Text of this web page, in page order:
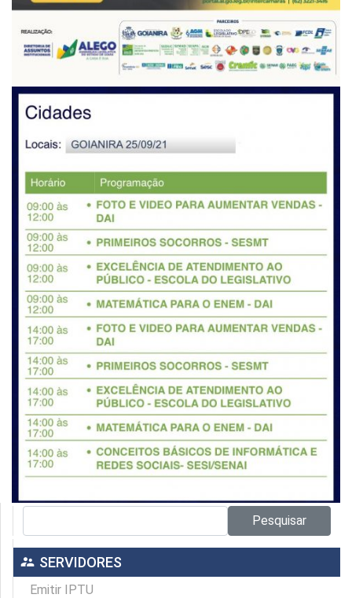
Pesquisar
supervisor_account SERVIDORES
Emitir IPTU